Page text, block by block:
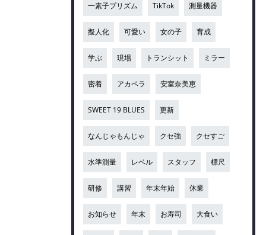
一素子プリズム TikTok 測量機器
擬人化 可愛い 女の子 育成
学ぶ 現場 トランシット ミラー
密着 アカペラ 安室奈美恵
SWEET 19 BLUES 更新
なんじゃもんじゃ クセ強 クセすご
水準測量 レベル スタッフ 標尺
研修 講習 年末年始 休業
お知らせ 年末 お寿司 大食い